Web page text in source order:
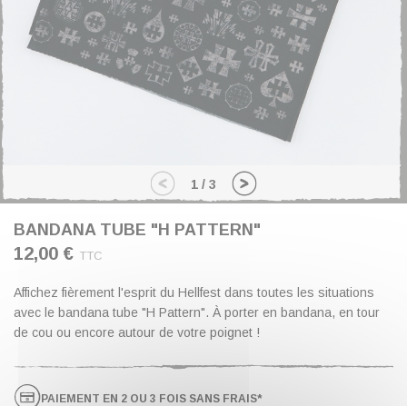
1 / 3
BANDANA TUBE "H PATTERN"
12,00 € TTC
Affichez fièrement l'esprit du Hellfest dans toutes les situations
avec le bandana tube "H Pattern". À porter en bandana, en tour
de cou ou encore autour de votre poignet !
PAIEMENT EN 2 OU 3 FOIS SANS FRAIS*